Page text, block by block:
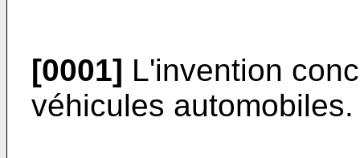
[0001] L'invention
véhicules automobiles.